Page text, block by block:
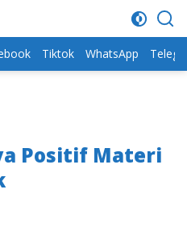
Tiktok WhatsApp
Positif Materi